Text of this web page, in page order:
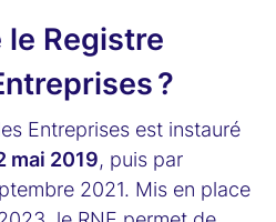
le Registre
?
Entreprises est instauré
mai 2019, puis par
2021. Mis en place